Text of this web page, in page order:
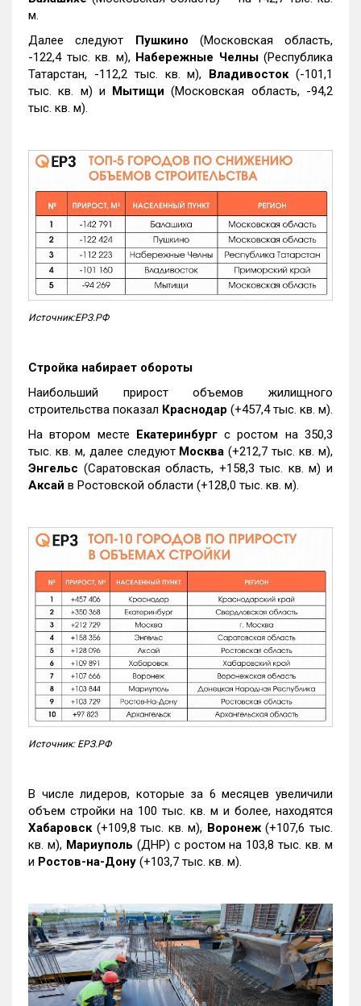
м.
Далее следуют Пушкино (Московская область,
-122,4 тыс. кв. м), Набережные Челны(Республика
Татарстан, -112,2 тыс. кв. м), Владивосток(-101,1
тыс. кв. м) и Мытищи (Московская область, -94,2
тыс. кв. м).
Источник:ЕРЗ.РФ
Стройка набирает обороты
Наибольший прирост объемов жилищного
строительства показал Краснодар (+457,4 тыс. кв. м).
На втором месте Екатеринбургс ростом на 350,3
тыс. кв. м, далее следуют Москва (+212,7 тыс. кв. м),
Энгельс (Саратовская область, +158,3 тыс. кв. м) и
Аксай в Ростовской области (+128,0 тыс. кв. м).
Источник: ЕРЗ.РФ
В числе лидеров, которые за 6 месяцев увеличили
объем стройки на 100 тыс. кв. м и более, находятся
Хабаровск (+109,8 тыс. кв. м), Воронеж(+107,6 тыс.
кв. м), Мариуполь (ДНР) с ростом на 103,8 тыс. кв. м
и Ростов-на-Дону (+103,7 тыс. кв. м).